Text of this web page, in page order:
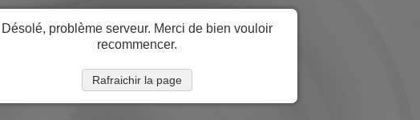
Désolé, problème serveur. Merci de bien vouloir
recommencer.
Rafraichir la page